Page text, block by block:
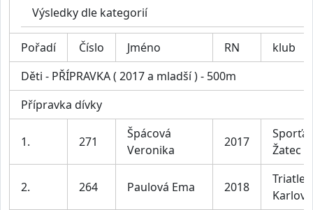
Výsledky dle kategorií
Pořadí Číslo Jméno RN
klub
Děti - PŘÍPRAVKA ( 2017 a mladší ) - 500m
Přípravka dívky
1. 271
Špácová
Veronika
2017
Žatec
2. 264 Paulová Ema 2018
Triatlet